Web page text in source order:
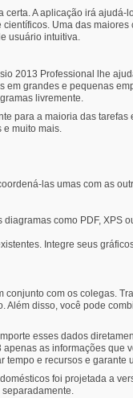
A aplicação irá ajudá-
Uma das maiores
usuário intuitiva.
2013 Professional lhe
grandes e pequenas
livremente.
para a maioria das tarefas
e muito mais.
las umas com as
como PDF, XPS
Integre seus
com os colegas.
disso, você pode
esses dados
as informações que
e recursos e garante
foi projetada a